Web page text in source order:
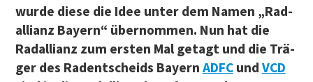
wur­de die­se die Idee unter dem Namen „Rad­
al­li­anz Bay­ern“ über­nom­men. Nun hat die
Rad­al­li­anz zum ers­ten Mal getagt und die Trä­
ger des Radent­scheids Bay­ernADFCundVCD